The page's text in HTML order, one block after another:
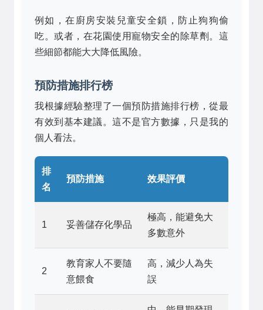
例如，在廚房安裝兒童安全鎖，防止狗狗偷
吃。或者，在花園使用寵物安全的除草劑。這
些細節都能大大降低風險。
預防措施排行榜
我根據經驗整理了一個預防措施排行榜，從最
有效到基本建議。這不是官方數據，只是我的
個人看法。
排
名
預防措施 效果評價
1 妥善儲存化學品
極高，能避免大
多數意外
2
教育家人不要隨
意餵食
高，減少人為失
誤